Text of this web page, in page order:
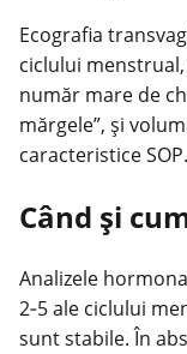
Ecografia
ciclului
număr mare de
mărgele”, și
caracteristice SOP.
Când şi
Analizele
2‑5 ale ciclului
sunt stabile. În